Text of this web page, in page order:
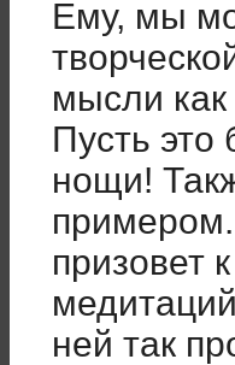
Ему, мы
мысли как
Пусть это
нощи!
призовет
ней так